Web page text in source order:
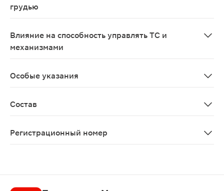
грудью
Влияние на способность управлять ТС и
механизмами
Особые указания
Состав
Регистрационный номер